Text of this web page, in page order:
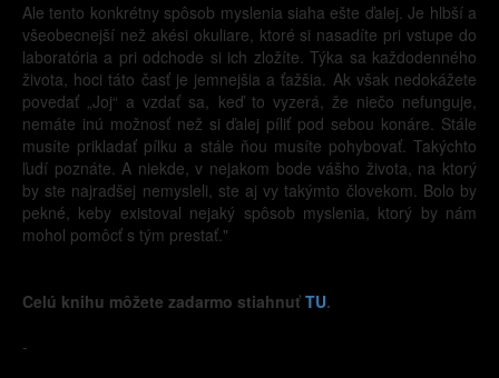
Ale tento konkrétny spôsob myslenia siaha ešte ďalej. Je hlbší a
všeobecnejší než akési okuliare, ktoré si nasadíte pri vstupe do
laboratória a pri odchode si ich zložíte. Týka sa každodenného
života, hoci táto časť je jemnejšia a ťažšia. Ak však nedokážete
povedať „Joj“ a vzdať sa, keď to vyzerá, že niečo nefunguje,
nemáte inú možnosť než si ďalej píliť pod sebou konáre. Stále
musíte prikladať pílku a stále ňou musíte pohybovať. Takýchto
ľudí poznáte. A niekde, v nejakom bode vášho života, na ktorý
by ste najradšej nemysleli, ste aj vy takýmto človekom. Bolo by
pekné, keby existoval nejaký spôsob myslenia, ktorý by nám
mohol pomôcť s tým prestať."
Celú knihu môžete zadarmo stiahnuť TU.
-